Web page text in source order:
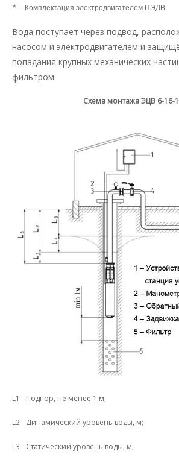
* - Комплектация электродвигателем ПЭДВ
Вода поступает через подвод,
насосом и электродвигателем и
попадания крупных механических
фильтром.
Схема монтажа ЭЦВ 6-16-
L1 - Подпор, не менее 1 м;
L2 - Динамический уровень воды, м;
L3 - Статический уровень воды, м;